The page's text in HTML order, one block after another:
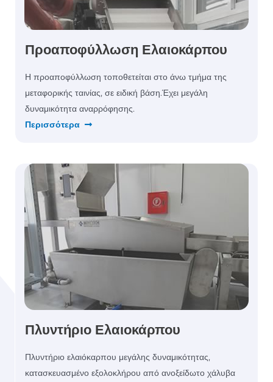
Προαποφύλλωση Ελαιοκάρπου
Η προαποφύλλωση τοποθετείται στο άνω τμήμα της
μεταφορικής ταινίας, σε ειδική βάση.Έχει μεγάλη
δυναμικότητα αναρρόφησης.
Περισσότερα
Πλυντήριο Ελαιοκάρπου
Πλυντήριο ελαιόκαρπου μεγάλης δυναμικότητας,
κατασκευασμένο εξολοκλήρου από ανοξείδωτο χάλυβα